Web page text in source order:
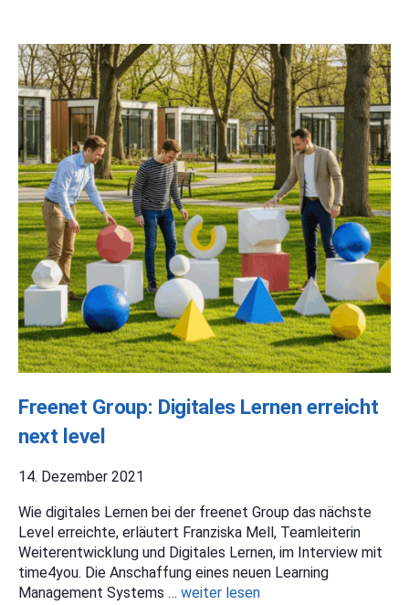
Freenet Group: Digitales Lernen erreicht
next level
14. Dezember 2021
Wie digitales Lernen bei der freenet Group das nächste
Level erreichte, erläutert Franziska Mell, Teamleiterin
Weiterentwicklung und Digitales Lernen, im Interview mit
time4you. Die Anschaffung eines neuen Learning
Management Systems … weiter lesen